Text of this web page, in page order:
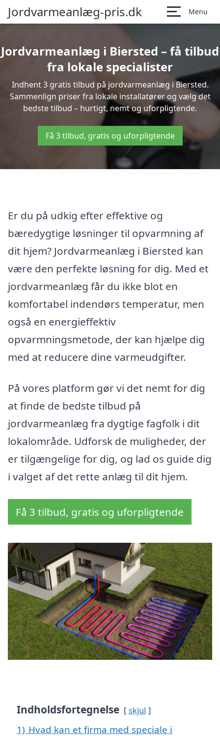
Jordvarmeanlæg-pris.dk Menu
Jordvarmeanlæg i Biersted – få tilbud
fra lokale specialister
Indhent 3 gratis tilbud på jordvarmeanlæg i Biersted.
Sammenlign priser fra lokale installatører og vælg det
bedste tilbud – hurtigt, nemt og uforpligtende.
Få 3 tilbud, gratis og uforpligtende
Er du på udkig efter effektive og
bæredygtige løsninger til opvarmning af
dit hjem? Jordvarmeanlæg i Biersted kan
være den perfekte løsning for dig. Med et
jordvarmeanlæg får du ikke blot en
komfortabel indendørs temperatur, men
også en energieffektiv
opvarmningsmetode, der kan hjælpe dig
med at reducere dine varmeudgifter.
På vores platform gør vi det nemt for dig
at finde de bedste tilbud på
jordvarmeanlæg fra dygtige fagfolk i dit
lokalområde. Udforsk de muligheder, der
er tilgængelige for dig, og lad os guide dig
i valget af det rette anlæg til dit hjem.
Få 3 tilbud, gratis og uforpligtende
Indholdsfortegnelse skjul
1) Hvad kan et firma med speciale i